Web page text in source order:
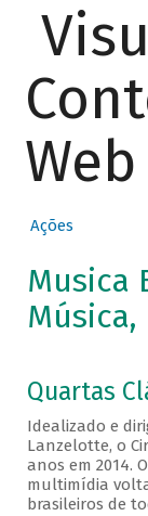
Web
Ações
Musica
Música,
Quartas
Idealizado e
Lanzelotte, o
anos em 2014.
multimídia
brasileiros de